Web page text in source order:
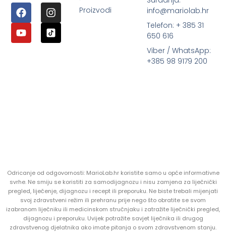
Proizvodi
info@mariolab.hr
Telefon: + 385 31
650 616
Viber / WhatsApp:
+385 98 9179 200
Odricanje od odgovornosti: MarioLab.hr koristite samo u opće informativne
svrhe. Ne smiju se koristiti za samodijagnozu i nisu zamjena za liječnički
pregled, liječenje, dijagnozu i recept ili preporuku. Ne biste trebali mijenjati
svoj zdravstveni režim ili prehranu prije nego što obratite se svom
izabranom liječniku ili medicinskom stručnjaku i zatražite liječnički pregled,
dijagnozu i preporuku. Uvijek potražite savjet liječnika ili drugog
zdravstvenog djelatnika ako imate pitanja o svom zdravstvenom stanju.